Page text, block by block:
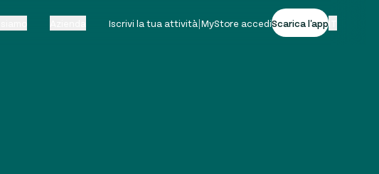
Iscrivi la tua attività|MyStore accediScarica l'app